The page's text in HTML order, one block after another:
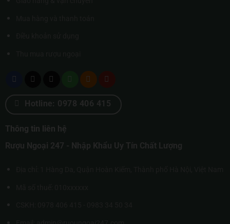
Hotline: 0978 406 415
Thông tin liên hệ
Rượu Ngoại 247 - Nhập Khẩu Uy Tín Chất Lượng